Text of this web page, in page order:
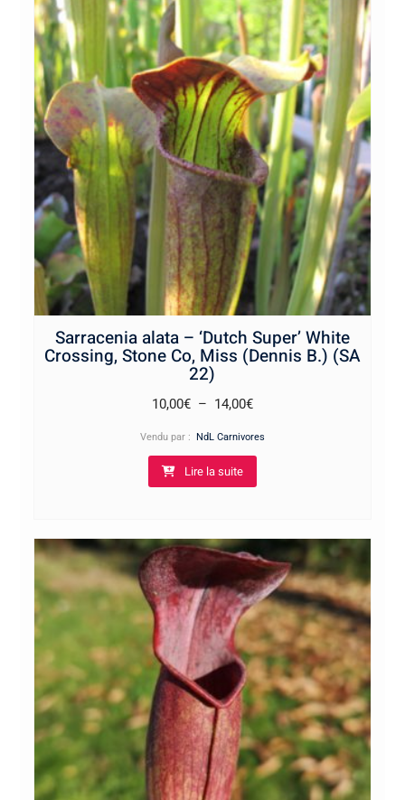
Sarracenia alata – ‘Dutch Super’ White
Crossing, Stone Co, Miss (Dennis B.) (SA
22)
10,00€ – 14,00€Plage
Vendu par : NdL Carnivores
Lire la suite